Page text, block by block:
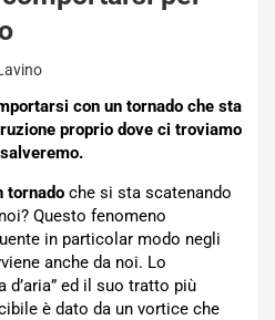
con un tornado che sta
proprio dove ci troviamo
tornado che si sta scatenando
Questo fenomeno
in particolar modo negli
anche da noi. Lo
d’aria” ed il suo tratto più
è dato da un vortice che